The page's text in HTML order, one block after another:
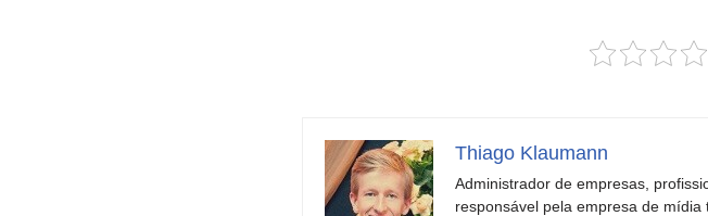
Thiago Klaumann
Administrador de empresas,
responsável pela empresa de